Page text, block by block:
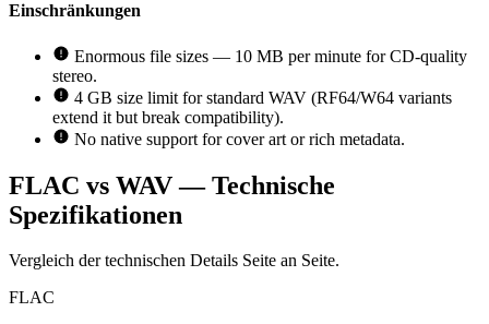
Einschränkungen
Enormous file sizes — 10 MB per minute for CD-quality
stereo.
4 GB size limit for standard WAV (RF64/W64 variants
extend it but break compatibility).
No native support for cover art or rich metadata.
FLAC vs WAV — Technische
Spezifikationen
Vergleich der technischen Details Seite an Seite.
FLAC